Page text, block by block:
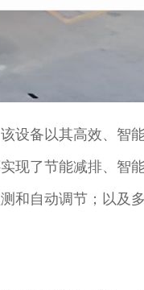
设备以其高效、智
现了节能减排、智
和自动调节；以及